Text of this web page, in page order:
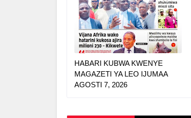
HABARI KUBWA KWENYE
MAGAZETI YA LEO IJUMAA
AGOSTI 7, 2026